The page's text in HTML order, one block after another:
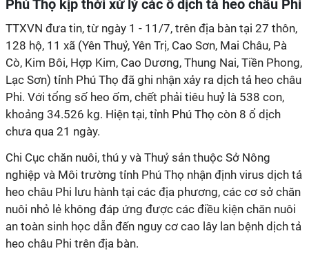
Phú Thọ kịp thời xử lý các ổ dịch tả heo châu Phi
TTXVN đưa tin, từ ngày 1 - 11/7, trên địa bàn tại 27 thôn,
128 hộ, 11 xã (Yên Thuỷ, Yên Trị, Cao Sơn, Mai Châu, Pà
Cò, Kim Bôi, Hợp Kim, Cao Dương, Thung Nai, Tiền Phong,
Lạc Sơn) tỉnh Phú Thọ đã ghi nhận xảy ra dịch tả heo châu
Phi. Với tổng số heo ốm, chết phải tiêu huỷ là 538 con,
khoảng 34.526 kg. Hiện tại, tỉnh Phú Thọ còn 8 ổ dịch
chưa qua 21 ngày.
Chi Cục chăn nuôi, thú y và Thuỷ sản thuộc Sở Nông
nghiệp và Môi trường tỉnh Phú Thọ nhận định virus dịch tả
heo châu Phi lưu hành tại các địa phương, các cơ sở chăn
nuôi nhỏ lẻ không đáp ứng được các điều kiện chăn nuôi
an toàn sinh học dẫn đến nguy cơ cao lây lan bệnh dịch tả
heo châu Phi trên địa bàn.